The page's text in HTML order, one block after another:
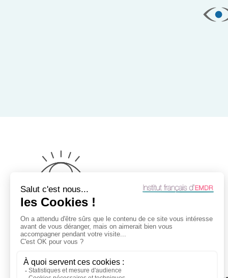
Institut français d'EMDR
30, place Saint Georges
75009 Paris – France
Tel. : 01 83 62 77 71
E-